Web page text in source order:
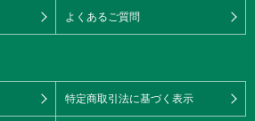
よくあるご質問
特定商取引法に基づく表示